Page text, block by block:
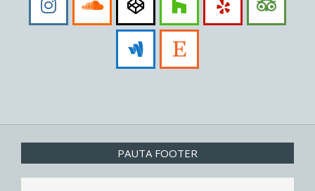
PAUTA FOOTER